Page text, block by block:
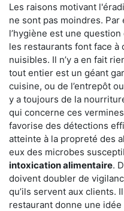
Les raisons motivant
ne sont pas moindres.
l’hygiène est une
les restaurants font face
nuisibles. Il n’y a en fait
tout entier est un géant
cuisine, ou de l’entrepôt
y a toujours de la
qui concerne ces
favorise des détections
atteinte à la propreté des
eux des microbes
intoxication alimentaire.
doivent doubler de
qu’ils servent aux clients.
restaurant donne une